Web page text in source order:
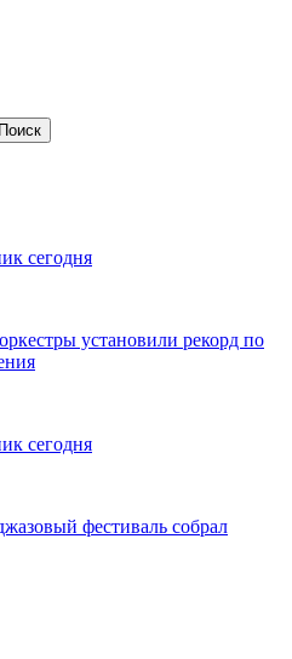
сегодня
установили рекорд по
сегодня
фестиваль собрал